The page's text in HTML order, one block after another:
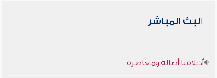
البث المباشر
أخلاقنا أصالة ومعاصرة